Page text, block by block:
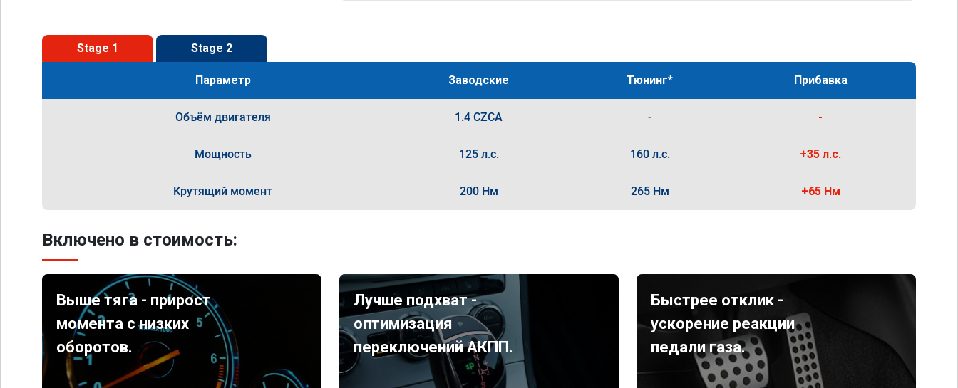
Stage 1 Stage 2
Параметр Заводские Тюнинг* Прибавка
Объём двигателя 1.4 CZCA - -
Мощность 125 л.с. 160 л.с. +35 л.с.
Крутящий момент 200 Нм 265 Нм +65 Нм
Включено в стоимость:
Выше тяга - прирост
момента с низких
оборотов.
Лучше подхват -
оптимизация
переключений АКПП.
Быстрее отклик -
ускорение реакции
педали газа.